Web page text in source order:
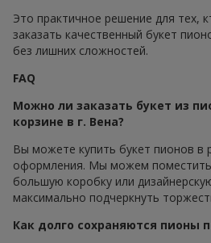
Это практичное решение для тех,
заказать качественный букет
без лишних сложностей.
FAQ
Можно ли заказать букет из
корзине в г. Вена?
Вы можете купить букет пионов в
оформления. Мы можем
большую коробку или
максимально подчеркнуть
Как долго сохраняются пионы